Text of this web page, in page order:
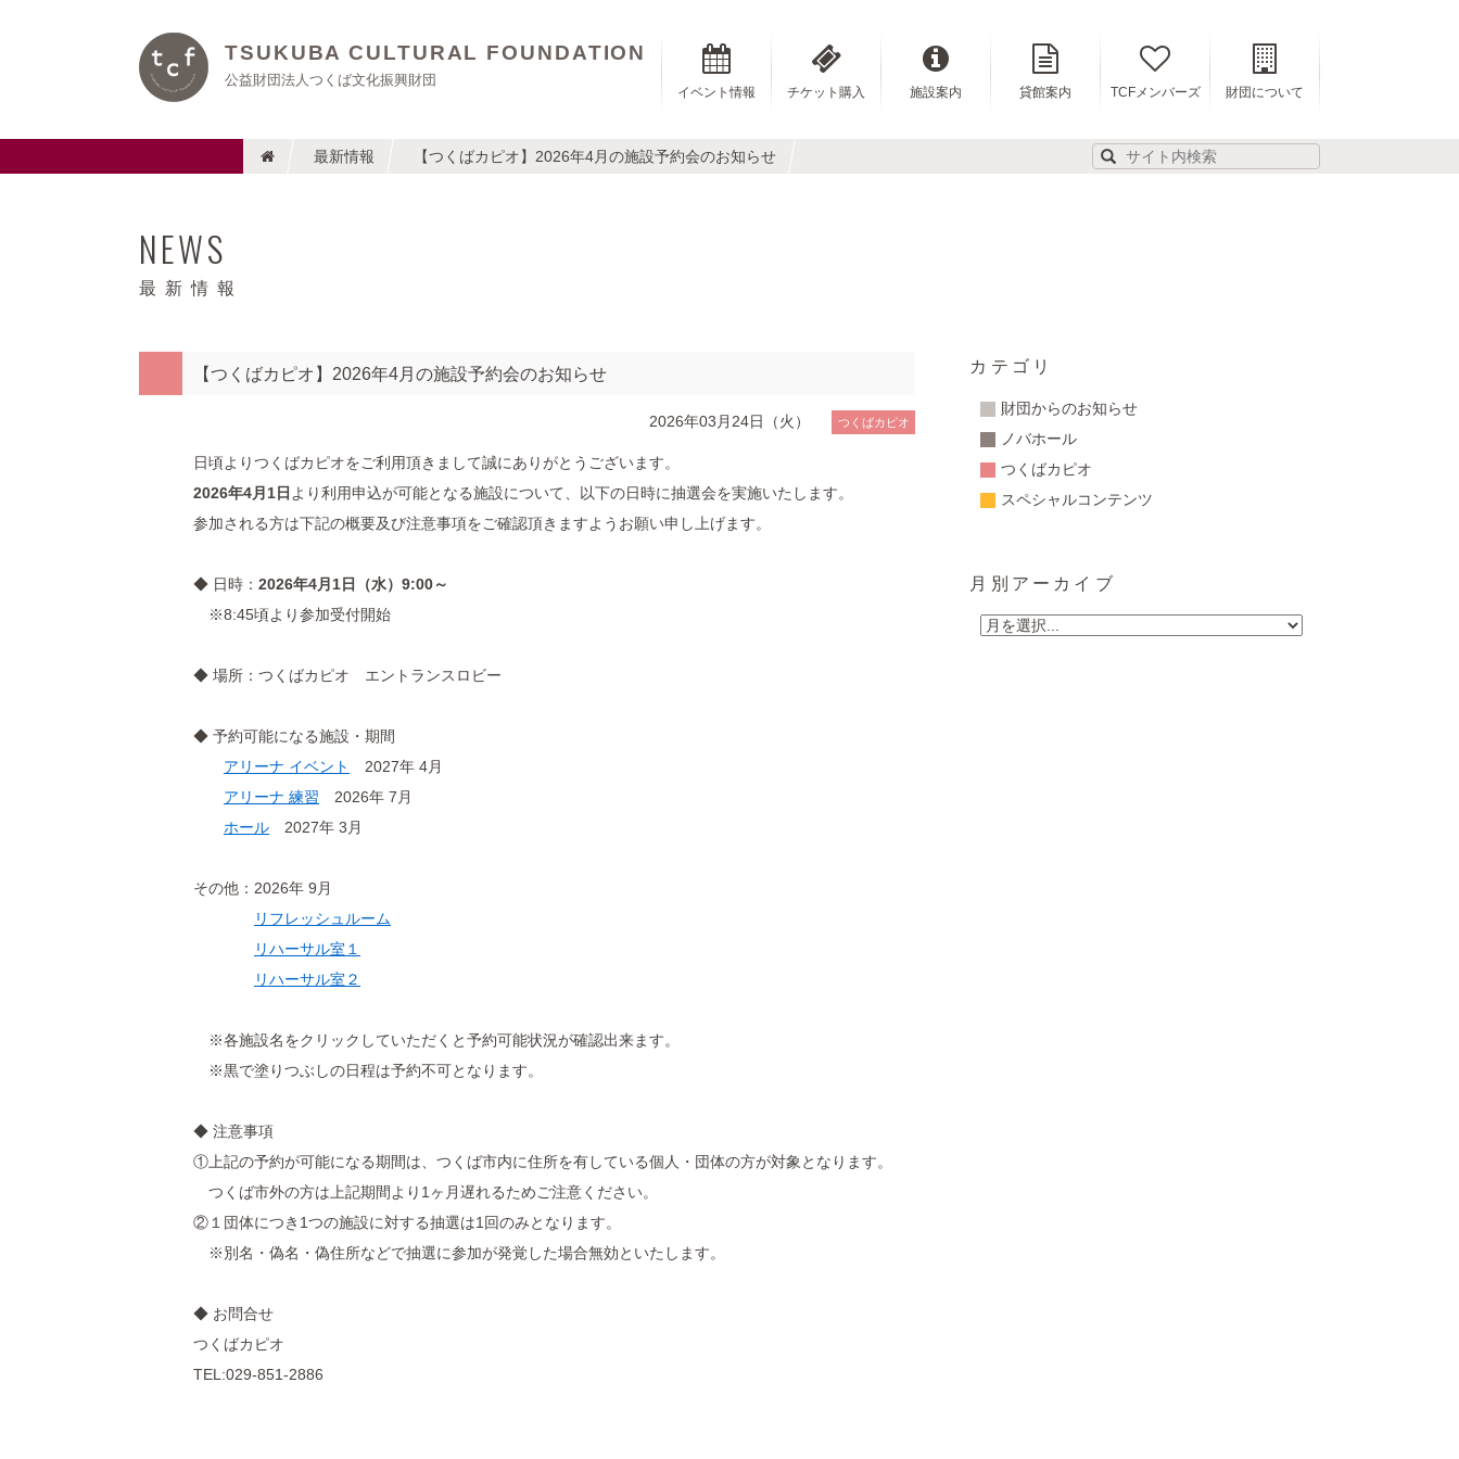
TSUKUBA CULTURAL FOUNDATION
公益財団法人つくば文化振興財団
イベント情報 チケット購入 施設案内 貸館案内 TCFメンバーズ 財団について
最新情報 【つくばカピオ】2026年4月の施設予約会のお知らせ
NEWS
最新情報
【つくばカピオ】2026年4月の施設予約会のお知らせ
2026年03月24日（火） つくばカピオ
日頃よりつくばカピオをご利用頂きまして誠にありがとうございます。
2026年4月1日 より利用申込が可能となる施設について、以下の日時に抽選会を実施いたします。
参加される方は下記の概要及び注意事項をご確認頂きますようお願い申し上げます。
◆ 日時： 2026年4月1日（水）9:00～
※8:45頃より参加受付開始
◆ 場所：つくばカピオ エントランスロビー
◆ 予約可能になる施設・期間
アリーナ イベント
2027年 4月
アリーナ 練習 2026年 7月
ホール 2027年 3月
その他：2026年 9月
リフレッシュルーム
リハーサル室１
リハーサル室２
※各施設名をクリックしていただくと予約可能状況が確認出来ます。
※黒で塗りつぶしの日程は予約不可となります。
◆ 注意事項
①上記の予約が可能になる期間は、つくば市内に住所を有している個人・団体の方が対象となります。
つくば市外の方は上記期間より1ヶ月遅れるためご注意ください。
②１団体につき1つの施設に対する抽選は1回のみとなります。
※別名・偽名・偽住所などで抽選に参加が発覚した場合無効といたします。
◆ お問合せ
つくばカピオ
TEL:029-851-2886
カテゴリ
財団からのお知らせ
ノバホール
つくばカピオ
スペシャルコンテンツ
月別アーカイブ